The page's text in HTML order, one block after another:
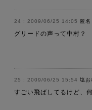
2009/06/25 14:05 匿名
グリードの声って中村？
2009/06/25 15:54 塩お
すごい飛ばしてるけど、